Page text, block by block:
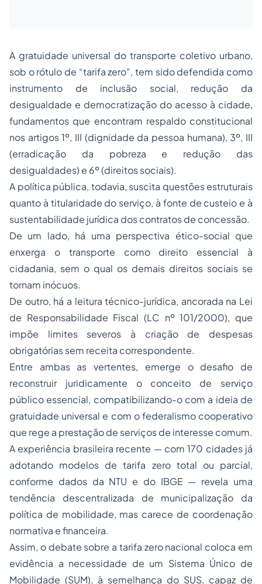
A gratuidade universal do transporte coletivo urbano,
sob o rótulo de “tarifa zero”, tem sido defendida como
instrumento de inclusão social, redução da
desigualdade e democratização do acesso à cidade,
fundamentos que encontram respaldo constitucional
nos artigos 1º, III (dignidade da pessoa humana), 3º, III
(erradicação da pobreza e redução das
desigualdades) e 6º (direitos sociais).
A política pública, todavia, suscita questões estruturais
quanto à titularidade do serviço, à fonte de custeio e à
sustentabilidade jurídica dos contratos de concessão.
De um lado, há uma perspectiva ético-social que
enxerga o transporte como direito essencial à
cidadania, sem o qual os demais direitos sociais se
tornam inócuos.
De outro, há a leitura técnico-jurídica, ancorada na Lei
de Responsabilidade Fiscal (LC nº 101/2000), que
impõe limites severos à criação de despesas
obrigatórias sem receita correspondente.
Entre ambas as vertentes, emerge o desafio de
reconstruir juridicamente o conceito de serviço
público essencial, compatibilizando-o com a ideia de
gratuidade universal e com o federalismo cooperativo
que rege a prestação de serviços de interesse comum.
A experiência brasileira recente — com 170 cidades já
adotando modelos de tarifa zero total ou parcial,
conforme dados da NTU e do IBGE — revela uma
tendência descentralizada de municipalização da
política de mobilidade, mas carece de coordenação
normativa e financeira.
Assim, o debate sobre a tarifa zero nacional coloca em
evidência a necessidade de um Sistema Único de
Mobilidade (SUM), à semelhança do SUS, capaz de